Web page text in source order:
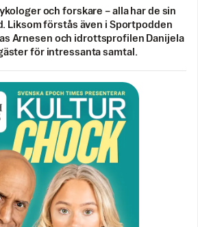
och forskare – alla har de sin
Liksom förstås även i Sportpodden
Arnesen och idrottsprofilen Danijela
för intressanta samtal.